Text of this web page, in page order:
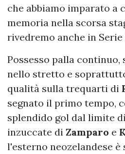
che abbiamo imparato a
memoria nella scorsa
rivedremo anche in Serie
Possesso palla continuo,
nello stretto e
qualità sulla trequarti di
segnato il primo tempo,
splendido gol dal limite
inzuccate di Zamparo e
l'esterno neozelandese